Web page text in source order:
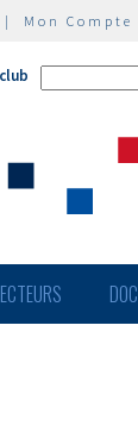
| Mon Compte